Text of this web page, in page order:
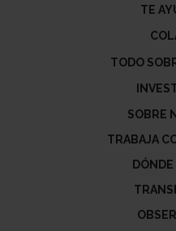
TE
TODO
SOBRE
TRABAJA